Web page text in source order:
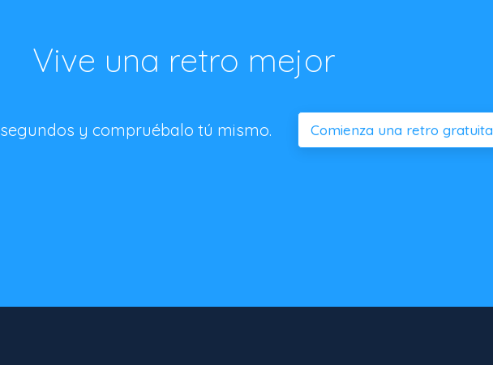
Vive una retro mejor
y compruébalo tú mismo. Comienza una retro gratuita